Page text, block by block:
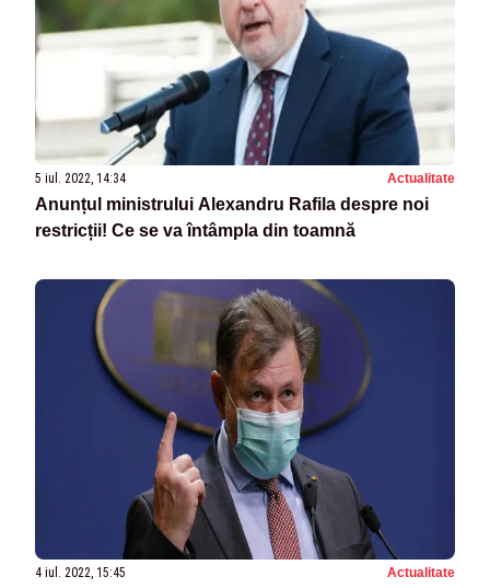
5 iul. 2022, 14:34 Actualitate
Anunțul ministrului Alexandru Rafila despre noi
restricții! Ce se va întâmpla din toamnă
4 iul. 2022, 15:45 Actualitate